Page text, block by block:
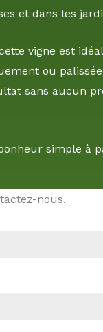
et dans les
vigne est
ou
sans aucun
simple à
nous.